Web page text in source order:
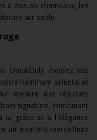
à dos de chameaux, les
sur sable.
One&Only, éveillez vos
hammam oriental et
mesure aux résultats
signature, combinant
la grâce et à l'élégance
un moment merveilleux